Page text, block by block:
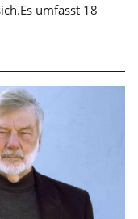
umfasst 18